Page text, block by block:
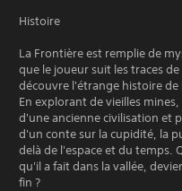
Histoire
La Frontière est remplie de
que le joueur suit les traces
découvre l'étrange histoire
En explorant de vieilles
d'une ancienne civilisation et
d'un conte sur la cupidité, la
delà de l'espace et du temps.
qu'il a fait dans la vallée,
fin ?